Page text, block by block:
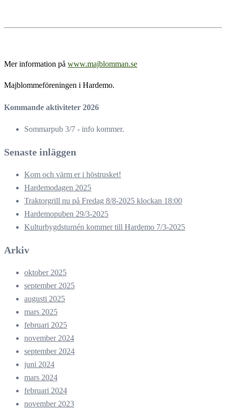
Mer information på www.majblomman.se
Majblommeföreningen i Hardemo.
Kommande aktiviteter 2026
Sommarpub 3/7 - info kommer.
Senaste inläggen
Kom och värm er i höstrusket!
Hardemodagen 2025
Traktorgrill nu på Fredag 8/8-2025 klockan 18:00
Hardemopuben 29/3-2025
Kulturbygdsturnén kommer till Hardemo 7/3-2025
Arkiv
oktober 2025
september 2025
augusti 2025
mars 2025
februari 2025
november 2024
september 2024
juni 2024
mars 2024
februari 2024
november 2023